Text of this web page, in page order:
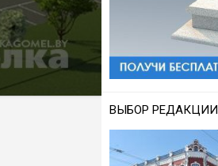
ВЫБОР РЕДАКЦИИ